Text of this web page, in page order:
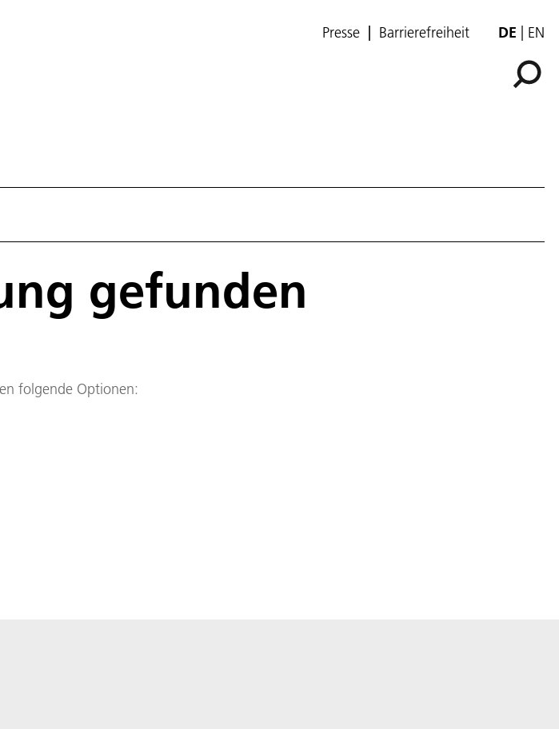
Presse Barrierefreiheit DE EN
gefunden
folgende Optionen: